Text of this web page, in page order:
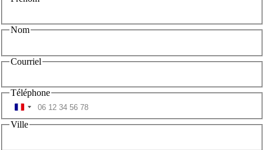
Nom
Courriel
Téléphone
Ville